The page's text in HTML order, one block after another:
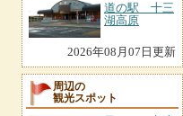
道の駅 十三
湖高原
2026年08月07日更新
周辺の
観光スポット